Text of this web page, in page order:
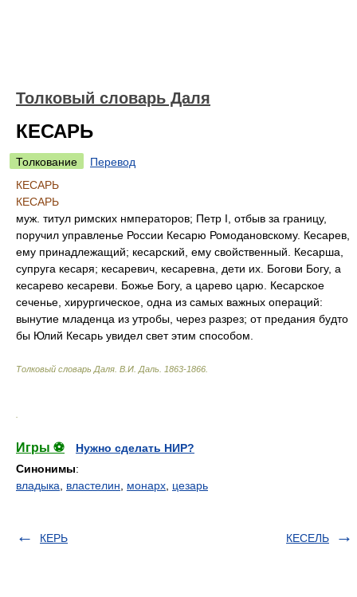
Толковый словарь Даля
КЕСАРЬ
Толкование
Перевод
КЕСАРЬ
КЕСАРЬ
муж. титул римских нмператоров; Петр I, отбыв за границу,
поручил управленье России Кесарю Ромодановскому. Кесарев,
ему принадлежащий; кесарский, ему свойственный. Кесарша,
супруга кесаря; кесаревич, кесаревна, дети их. Богови Богу, а
кесарево кесареви. Божье Богу, а царево царю. Кесарское
сеченье, хирургическое, одна из самых важных операций:
вынутие младенца из утробы, через разрез; от предания будто
бы Юлий Кесарь увидел свет этим способом.
Толковый словарь Даля В.И. Даль. 1863-1866
Игры ⚽
Нужно сделать НИР?
Синонимы:
владыка
властелин монарх цезарь
КЕРЬ КЕСЕЛЬ